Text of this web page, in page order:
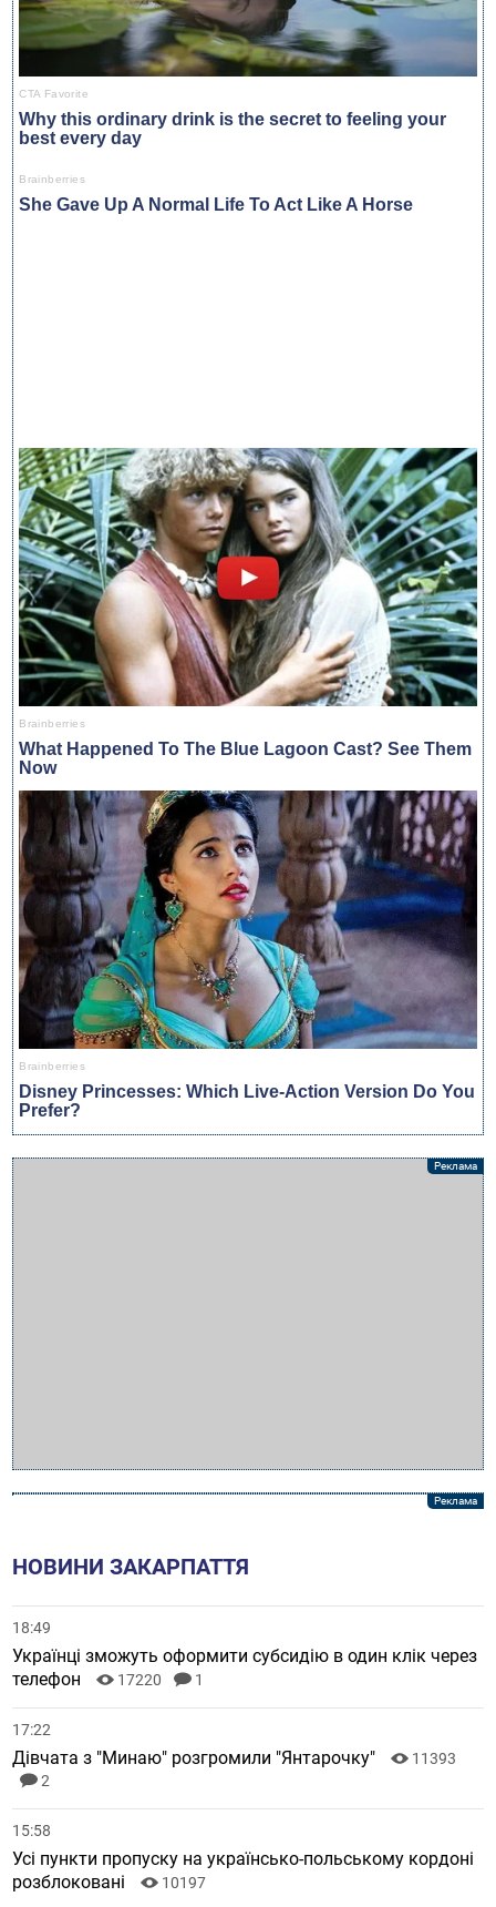
НОВИНИ ЗАКАРПАТТЯ
18:49
Українці зможуть оформити субсидію в один клік через
телефон
17220 1
17:22
Дівчата з "Минаю" розгромили "Янтарочку"
11393
2
15:58
Усі пункти пропуску на українсько-польському кордоні
розблоковані
10197